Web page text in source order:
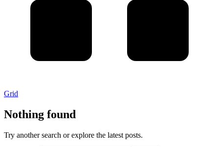
Grid
Nothing found
Try another search or explore the latest posts.